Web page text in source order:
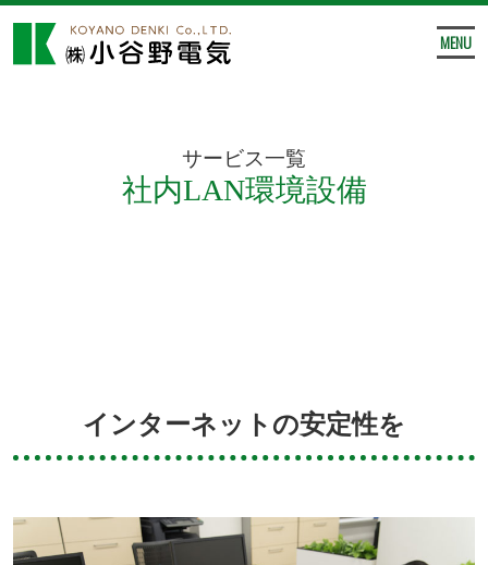
MENU
サービス一覧
社内LAN環境設備
インターネットの安定性を